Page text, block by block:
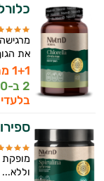
את
1+1 מתנה
2 ב-
מופקת
וללא...